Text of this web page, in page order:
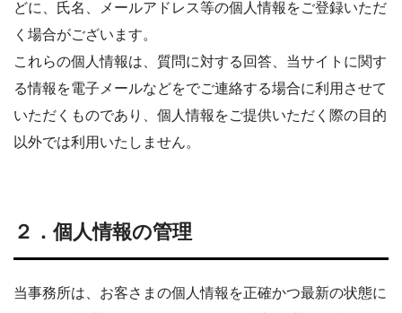
どに、氏名、メールアドレス等の個人情報をご登録いただ
く場合がございます。
これらの個人情報は、質問に対する回答、当サイトに関す
る情報を電子メールなどをでご連絡する場合に利用させて
いただくものであり、個人情報をご提供いただく際の目的
以外では利用いたしません。
２．個人情報の管理
当事務所は、お客さまの個人情報を正確かつ最新の状態に